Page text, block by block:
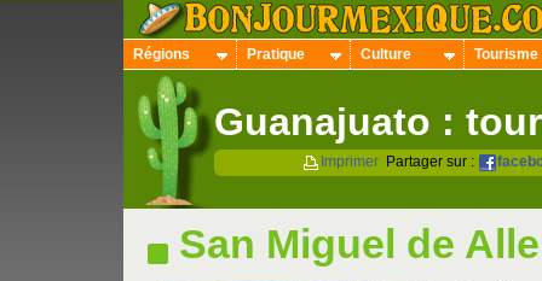
Régions Pratique Culture Tourisme
Guanajuato :
Imprimer Partager sur :
San Miguel de